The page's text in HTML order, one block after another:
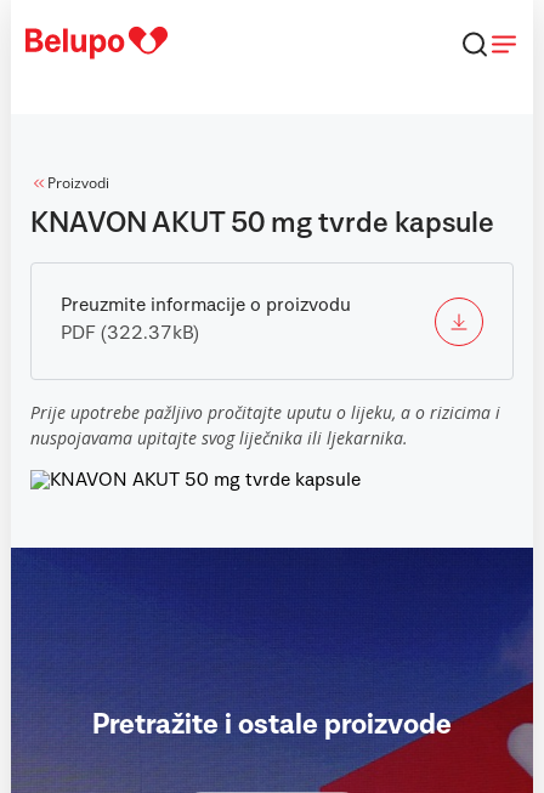
Proizvodi
KNAVON AKUT 50 mg tvrde kapsule
Preuzmite informacije o proizvodu
PDF (322.37kB)
Prije upotrebe pažljivo pročitajte uputu o lijeku, a o rizicima i
nuspojavama upitajte svog liječnika ili ljekarnika.
Pretražite i ostale proizvode